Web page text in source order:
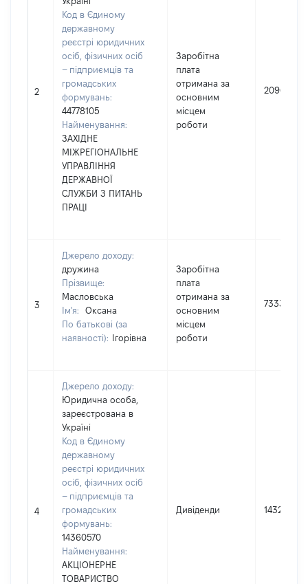
2
Код в Єдиному
державному
реєстрі юридичних
осіб, фізичних осіб
– підприємців та
громадських
формувань:
44778105
Найменування:
ЗАХІДНЕ
МІЖРЕГІОНАЛЬНЕ
УПРАВЛІННЯ
ДЕРЖАВНОЇ
СЛУЖБИ З ПИТАНЬ
ПРАЦІ
Заробітна
плата
отримана за
основним
місцем
роботи
209629
3
Джерело доходу:
дружина
Прізвище:
Масловська
Ім'я:
Оксана
По батькові (за
наявності):
Ігорівна
Заробітна
плата
отримана за
основним
місцем
роботи
73335
4
Джерело доходу:
Юридична особа,
зареєстрована в
Україні
Код в Єдиному
державному
реєстрі юридичних
осіб, фізичних осіб
– підприємців та
громадських
формувань:
14360570
Найменування:
АКЦІОНЕРНЕ
ТОВАРИСТВО
Дивіденди 1432